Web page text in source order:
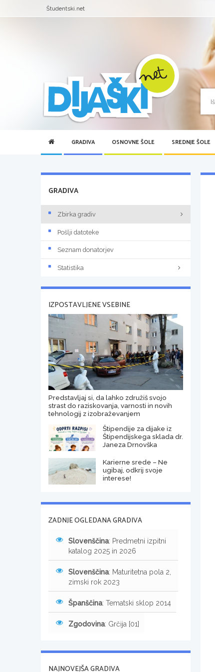
Študentski.net
GRADIVA OSNOVNE ŠOLE SREDNJE ŠOLE
GRADIVA
Zbirka gradiv
Pošlji datoteke
Seznam donatorjev
Statistika
IZPOSTAVLJENE VSEBINE
Predstavljaj si, da lahko združiš svojo
strast do raziskovanja, varnosti in novih
tehnologij z izobraževanjem
Štipendije za dijake iz
Štipendijskega sklada dr.
Janeza Drnovška
Karierne srede – Ne
ugibaj, odkrij svoje
interese!
ZADNJE OGLEDANA GRADIVA
Slovenščina: Predmetni izpitni
katalog 2025 in 2026
Slovenščina: Maturitetna pola 2,
zimski rok 2023
Španščina: Tematski sklop 2014
Zgodovina: Grčija [01]
NAJNOVEJŠA GRADIVA